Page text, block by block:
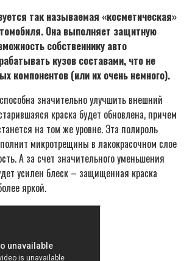
так называемая «косметическая»
Она выполняет защитную
собственнику авто
кузов составами, что не
компонентов (или их очень немного).
значительно улучшить внешний
краска будет обновлена, причем
на том же уровне. Эта полироль
микротрещины в лакокрасочном слое
А за счет значительного уменьшения
усилен блеск – защищенная краска
яркой.